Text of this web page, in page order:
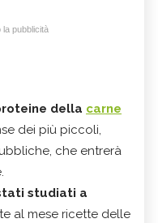
la pubblicità
della carne
dei più piccoli,
che entrerà
studiati a
al mese ricette delle